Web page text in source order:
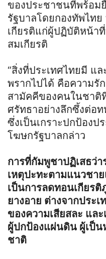
ของประชาชนที่พร้อ
รัฐบาลโดยกองทัพไท
เกียรติแก่ผู้ปฏิบัติหน้า
สมเกียรติ
“สิ่งที่ประเทศไทยมี แ
พรากไปได้ คือความรั
สามัคคีของคนในชาติ
ศรัทธาอย่างลึกซึ้งต่อ
ซึ่งเป็นเกราะปกป้องป
โฆษกรัฐบาลกล่าว
การที่กัมพูชาปฏิเสธว่
เหตุปะทะตามแนวชา
เป็นการลดทอนเกียรติ
ยางอาย ต่างจากประ
ของความเสียสละ แล
ผู้ปกป้องแผ่นดิน ผู้เป็
ชาติ